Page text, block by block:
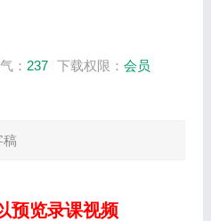
： 237 下载权限： 会员
稿
预览录课视频